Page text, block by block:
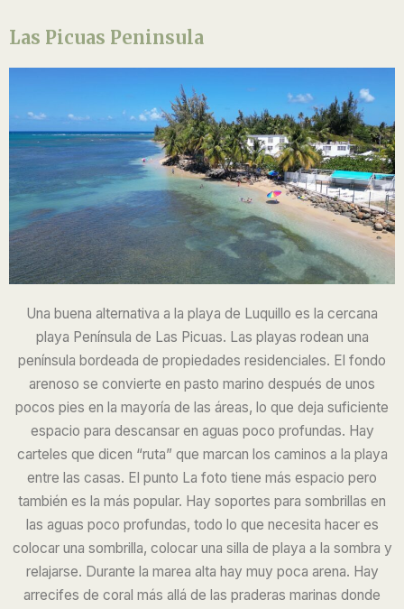
Las Picuas Peninsula
Una buena alternativa a la playa de Luquillo es la cercana
playa Península de Las Picuas. Las playas rodean una
península bordeada de propiedades residenciales. El fondo
arenoso se convierte en pasto marino después de unos
pocos pies en la mayoría de las áreas, lo que deja suficiente
espacio para descansar en aguas poco profundas. Hay
carteles que dicen “ruta” que marcan los caminos a la playa
entre las casas. El punto La foto tiene más espacio pero
también es la más popular. Hay soportes para sombrillas en
las aguas poco profundas, todo lo que necesita hacer es
colocar una sombrilla, colocar una silla de playa a la sombra y
relajarse. Durante la marea alta hay muy poca arena. Hay
arrecifes de coral más allá de las praderas marinas donde